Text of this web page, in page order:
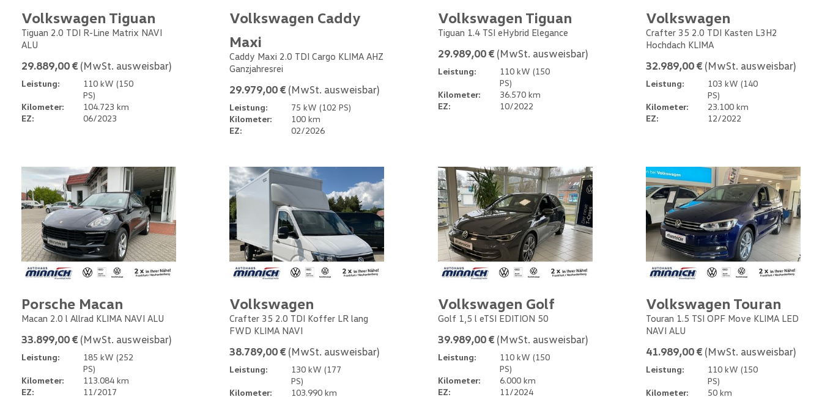
Volkswagen Tiguan
Tiguan 2.0 TDI R-Line Matrix NAVI
ALU
29.889,00 € (MwSt. ausweisbar)
Leistung:
110 kW (150
PS)
Kilometer:
104.723 km
EZ:
06/2023
Volkswagen Caddy
Maxi
Caddy Maxi 2.0 TDI Cargo KLIMA AHZ
Ganzjahresrei
29.979,00 € (MwSt. ausweisbar)
Leistung:
75 kW (102 PS)
Kilometer:
100 km
EZ:
02/2026
Volkswagen Tiguan
Tiguan 1.4 TSI eHybrid Elegance
29.989,00 € (MwSt. ausweisbar)
Leistung:
110 kW (150
PS)
Kilometer:
36.570 km
EZ:
10/2022
Volkswagen
Crafter 35 2.0 TDI Kasten L3H2
Hochdach KLIMA
32.989,00 € (MwSt. ausweisbar)
Leistung:
103 kW (140
PS)
Kilometer:
23.100 km
EZ:
12/2022
Porsche Macan
Macan 2.0 l Allrad KLIMA NAVI ALU
33.899,00 € (MwSt. ausweisbar)
Leistung:
185 kW (252
PS)
Kilometer:
113.084 km
EZ:
11/2017
Volkswagen
Crafter 35 2.0 TDI Koffer LR lang
FWD KLIMA NAVI
38.789,00 € (MwSt. ausweisbar)
Leistung:
130 kW (177
PS)
Kilometer:
103.990 km
Volkswagen Golf
Golf 1,5 l eTSI EDITION 50
39.989,00 € (MwSt. ausweisbar)
Leistung:
110 kW (150
PS)
Kilometer:
6.000 km
EZ:
11/2024
Volkswagen Touran
Touran 1.5 TSI OPF Move KLIMA LED
NAVI ALU
41.989,00 € (MwSt. ausweisbar)
Leistung:
110 kW (150
PS)
Kilometer:
50 km